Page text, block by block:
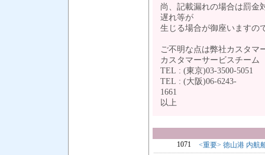
尚、記載漏れの場合は罰金
遅れ等が
生じる場合が御座いますの
ご不明な点は弊社カスタマ
カスタマーサービスチー
TEL : (東京)03-3500-5051
TEL : (大阪)06-6243-
以上
1071
<重要> 徳山港 内航